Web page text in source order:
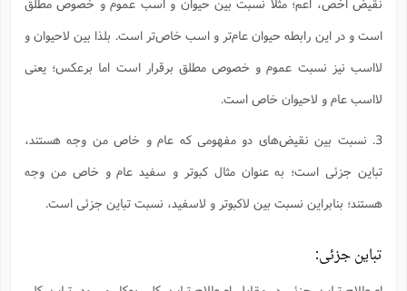
است و در این رابطه حیوان عام‌تر و اسب خاص‌تر است. بلذا بین لاحیوان و
لااسب نیز نسبت عموم و خصوص مطلق برقرار است اما برعکس؛ یعنی
لااسب عام و لاحیوان خاص است.
3. نسبت بین نقیض‌های دو مفهومی که عام و خاص من وجه هستند،
تباین جزئی است؛ به عنوان مثال کبوتر و سفید عام و خاص من وجه
هستند؛ بنابراین نسبت بین لاکبوتر و لاسفید، نسبت تباین جزئی است.
تباین جزئی: